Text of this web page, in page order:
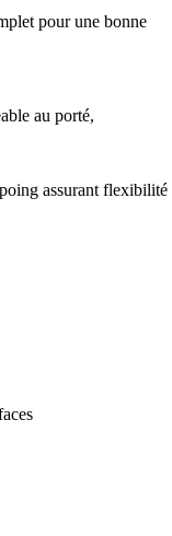
pour une bonne
au porté,
assurant flexibilité